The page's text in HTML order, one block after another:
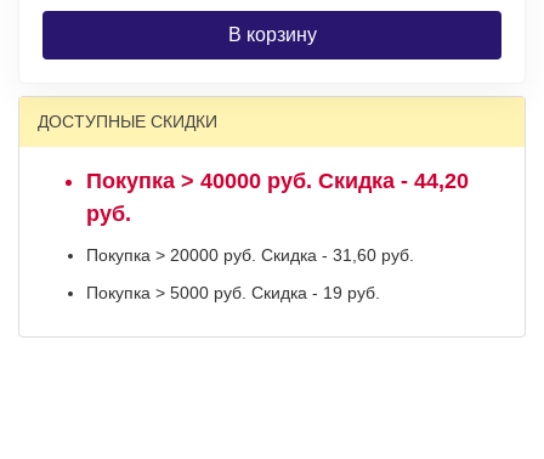
В корзину
ДОСТУПНЫЕ СКИДКИ
Покупка > 40000 руб. Скидка - 44,20
руб.
Покупка > 20000 руб. Скидка - 31,60 руб.
Покупка > 5000 руб. Скидка - 19 руб.